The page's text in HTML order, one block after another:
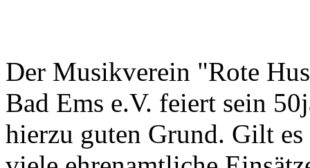
Der Musikverein "Rote
Bad Ems e.V. feiert sein
hierzu guten Grund. Gilt